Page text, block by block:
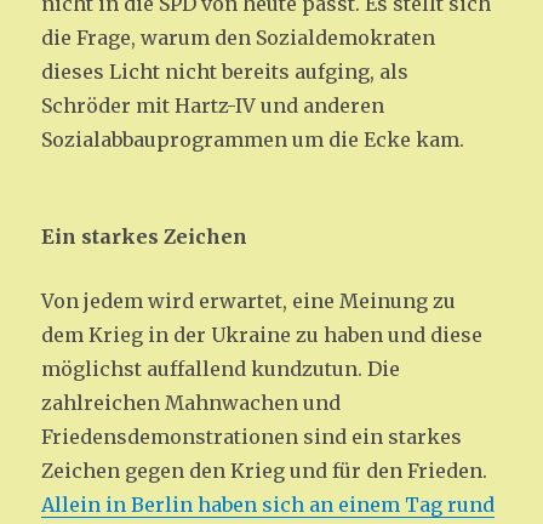
die Frage, warum den Sozialdemokraten
dieses Licht nicht bereits aufging, als
Schröder mit Hartz-IV und anderen
Sozialabbauprogrammen um die Ecke kam.
Ein starkes Zeichen
Von jedem wird erwartet, eine Meinung zu
dem Krieg in der Ukraine zu haben und diese
möglichst auffallend kundzutun. Die
zahlreichen Mahnwachen und
Friedensdemonstrationen sind ein starkes
Zeichen gegen den Krieg und für den Frieden.
Allein in Berlin haben sich an einem Tag rund